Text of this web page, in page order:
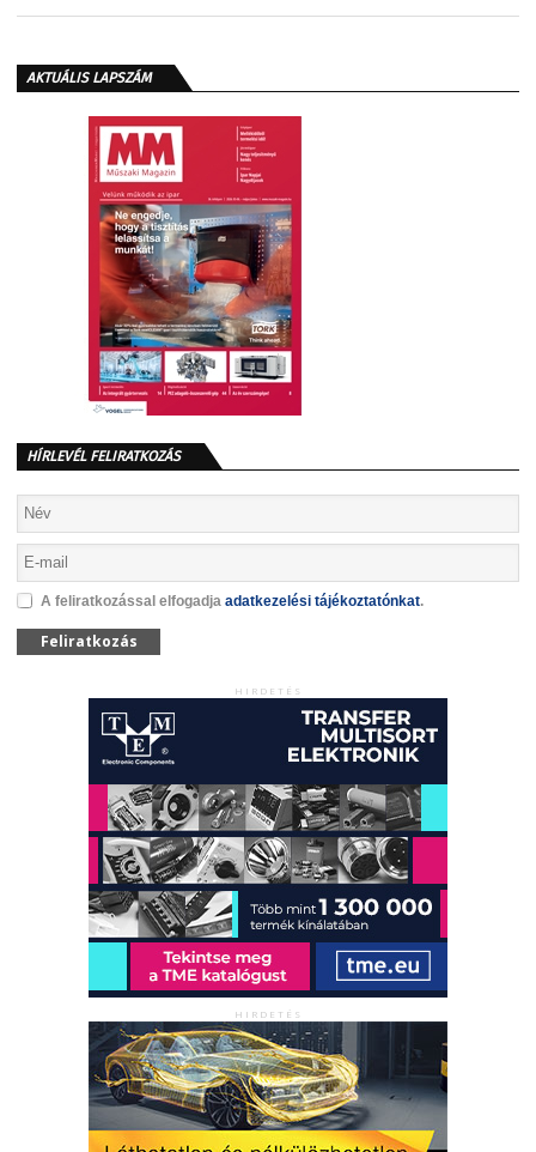
AKTUÁLIS LAPSZÁM
HÍRLEVÉL FELIRATKOZÁS
A feliratkozással elfogadja adatkezelési tájékoztatónkat.
Feliratkozás
HIRDETÉS
HIRDETÉS